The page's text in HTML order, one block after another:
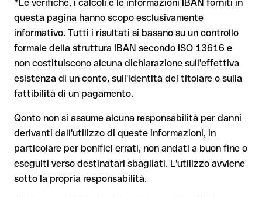
valida.
Dal 9 ottobre 2025, prima della conferma del pagamento, la
tua banca verifica la corrispondenza tra l'IBAN e il nome del
beneficiarioe te lo comunica. Questo controllo non blocca il
pagamento, la decisione finale resta tua, e non si applica ai
Consiglio
: chiedi al destinatario di confermare l'IBAN per
importi elevati. L'esistenza di un conto può essere verificata
esclusivamente da TSB Bank stessa o tramite un bonifico di
Il tuo istituto avvia su richiesta una procedura di richiamo
Il rimborso non è però garantito, soprattutto se il
destinatario ha già prelevato il denaro
Per i bonifici internazionali fuori dall'area SEPA, il recupero è
molto più complesso e comporta commissioni aggiuntive
bonifici SEPA in euro, prima della conferma del pagamento la
tua banca verifica la corrispondenza tra l'IBAN e il nome del
beneficiario. Se i dati non coincidono, ricevi un avviso che ti
consente di individuare l'errore prima di procedere. Questo
controllo non blocca il pagamento, la decisione finale resta
*Le verifiche, i calcoli e le informazioni IBAN forniti in
questa pagina hanno scopo esclusivamente
informativo. Tutti i risultati si basano su un controllo
formale della struttura IBAN secondo ISO 13616 e
non costituiscono alcuna dichiarazione sull'effettiva
esistenza di un conto, sull'identità del titolare o sulla
fattibilità di un pagamento.
Qonto non si assume alcuna responsabilità per danni
derivanti dall'utilizzo di queste informazioni, in
particolare per bonifici errati, non andati a buon fine o
eseguiti verso destinatari sbagliati. L'utilizzo avviene
sotto la propria responsabilità.